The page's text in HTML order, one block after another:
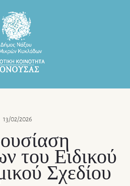
13/02/2026
του Ειδικού
Σχεδίου